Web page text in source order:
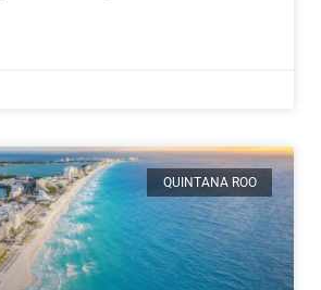
QUINTANA ROO